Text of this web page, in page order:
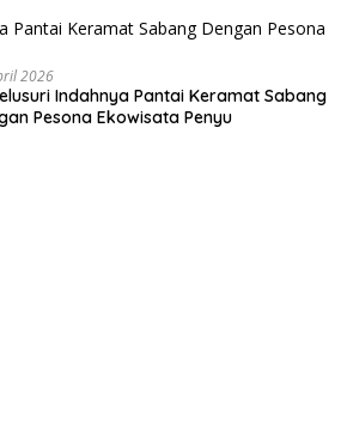
Negeri dari
Desa
2026
Indahnya Pantai Keramat Sabang
Pesona Ekowisata Penyu